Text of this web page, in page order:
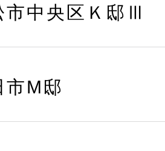
市中央区Ｋ邸Ⅲ
市M邸